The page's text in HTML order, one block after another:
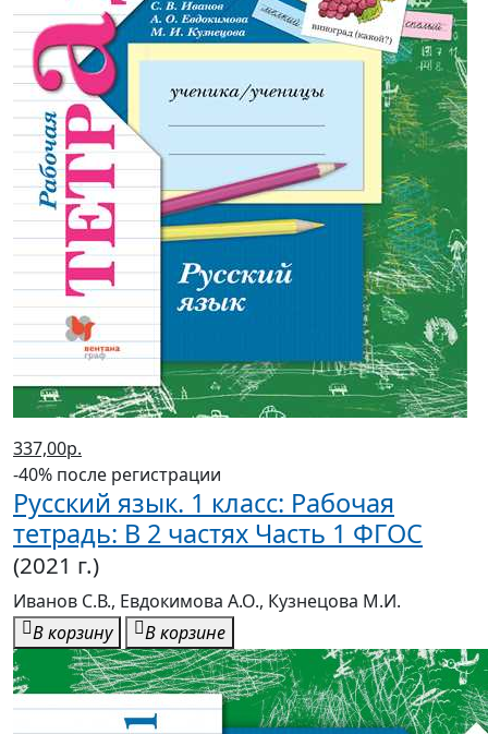
337,00р.
-40% после регистрации
Русский язык. 1 класс: Рабочая
тетрадь: В 2 частях Часть 1 ФГОС
(2021 г.)
Иванов С.В., Евдокимова А.О., Кузнецова М.И.
В корзину
В корзине